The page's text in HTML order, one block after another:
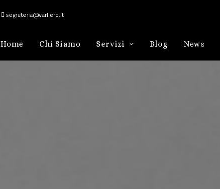
segreteria@varliero.it
Home Chi Siamo Servizi Blog News